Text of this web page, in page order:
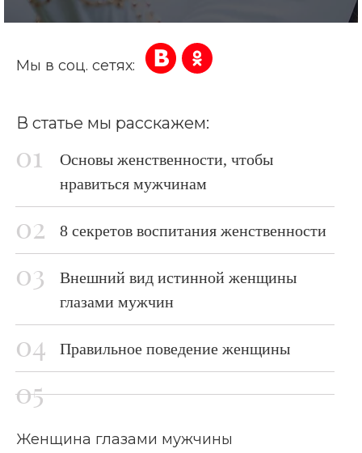
Мы в соц. сетях:
В статье мы расскажем:
Основы женственности, чтобы
нравиться мужчинам
8 секретов воспитания женственности
Внешний вид истинной женщины
глазами мужчин
Правильное поведение женщины
Женщина глазами мужчины